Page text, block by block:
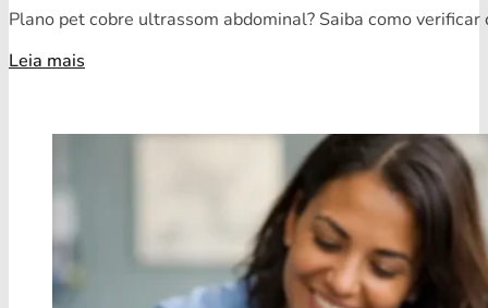
Plano pet cobre ultrassom abdominal? Saiba como
Leia mais